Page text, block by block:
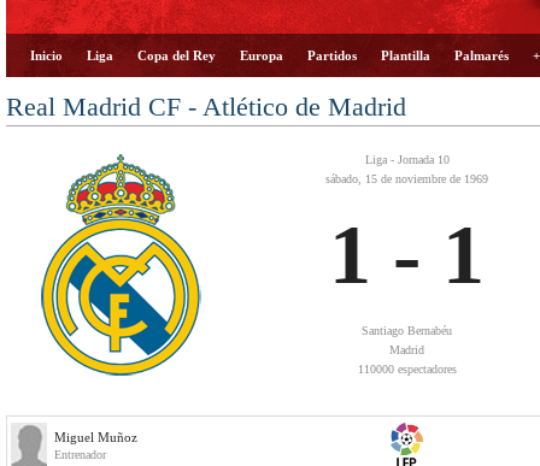
Inicio Liga Copa del Rey Europa Partidos Plantilla Palmarés
Real Madrid CF - Atlético de Madrid
Liga - Jornada 10
sábado, 15 de noviembre de 1969
1 - 1
Santiago Bernabéu
Madrid
110000 espectadores
Miguel Muñoz
Entrenador